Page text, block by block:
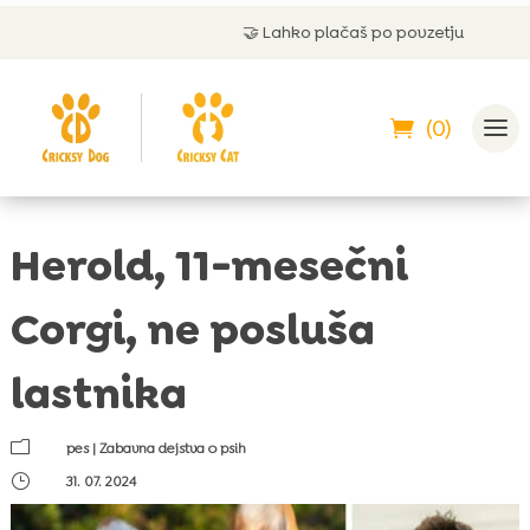
Lahko plačaš po povzetju
(0)
Herold, 11-mesečni
Corgi, ne posluša
lastnika
m pes|Zabavna dejstva o psih
}
31. 07. 2024